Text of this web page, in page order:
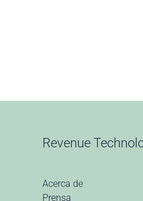
Revenue
Acerca de
Prensa